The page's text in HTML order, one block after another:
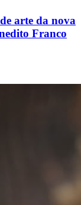
arte da nova
Franco